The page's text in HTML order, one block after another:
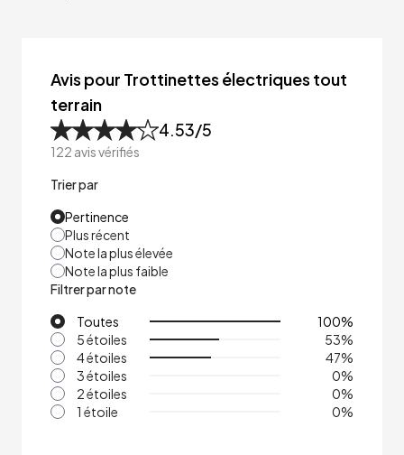
Avis pour Trottinettes électriques tout
terrain
4.53/5
122 avis vérifiés
Trier par
Pertinence
Plus récent
Note la plus élevée
Note la plus faible
Filtrer par note
Toutes
100%
5 étoiles
53%
4 étoiles
47%
3 étoiles
0%
2 étoiles
0%
1 étoile
0%